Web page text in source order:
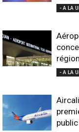
- A LA
- A LA